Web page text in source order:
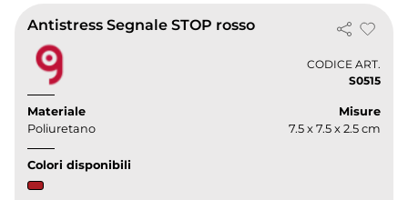
Antistress Segnale STOP rosso
CODICE ART.
S0515
Materiale
Poliuretano
Misure
7.5 x 7.5 x 2.5 cm
Colori disponibili